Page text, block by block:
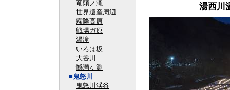
竜頭ノ滝
世界遺産周辺
霧降高原
戦場ガ原
湯滝
いろは坂
大谷川
憾満ヶ淵
■鬼怒川
鬼怒川渓谷
湯西